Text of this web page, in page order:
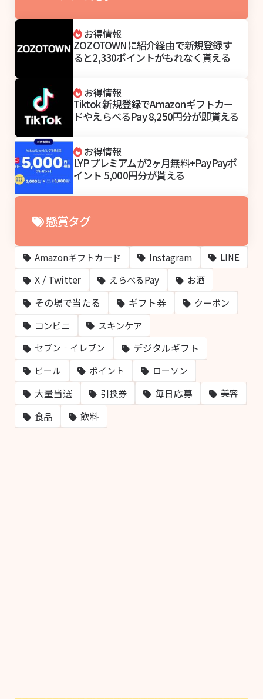
お得情報
ZOZOTOWNに紹介経由で新規登録す
ると2,330ポイントがもれなく貰える
お得情報
Tiktok 新規登録でAmazonギフトカー
ドやえらべるPay 8,250円分が即貰える
お得情報
LYPプレミアムが2ヶ月無料+PayPayポ
イント 5,000円分が貰える
懸賞タグ
Amazonギフトカード Instagram LINE
X / Twitter えらべるPay お酒
その場で当たる ギフト券
クーポン
コンビニ
スキンケア
セブン‐イレブン デジタルギフト
ビール ポイント ローソン
大量当選 引換券 毎日応募 美容
食品 飲料